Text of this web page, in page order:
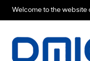
Welcome to the website